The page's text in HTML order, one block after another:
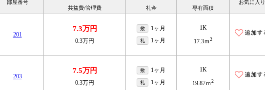
部屋番号
共益費/管理費
礼金
専有面積
お気に入り
201
7.3万円
0.3万円
敷 1ヶ月
礼 1ヶ月
1K
17.3ｍ2
203
7.5万円
0.3万円
敷 1ヶ月
礼 1ヶ月
1K
19.87ｍ2